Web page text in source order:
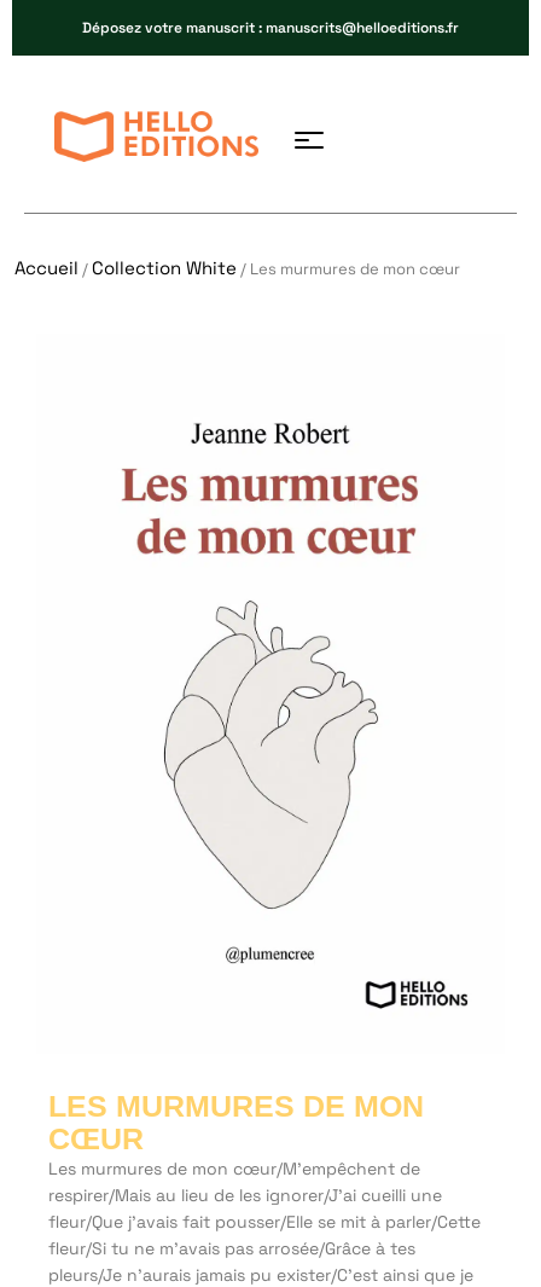
Déposez votre manuscrit : manuscrits@helloeditions.fr
Accueil /Collection White / Les murmures de mon cœur
LES MURMURES DE MON
CŒUR
Les murmures de mon cœur/M’empêchent de
respirer/Mais au lieu de les ignorer/J’ai cueilli une
fleur/Que j’avais fait pousser/Elle se mit à parler/Cette
fleur/Si tu ne m’avais pas arrosée/Grâce à tes
pleurs/Je n’aurais jamais pu exister/C’est ainsi que je